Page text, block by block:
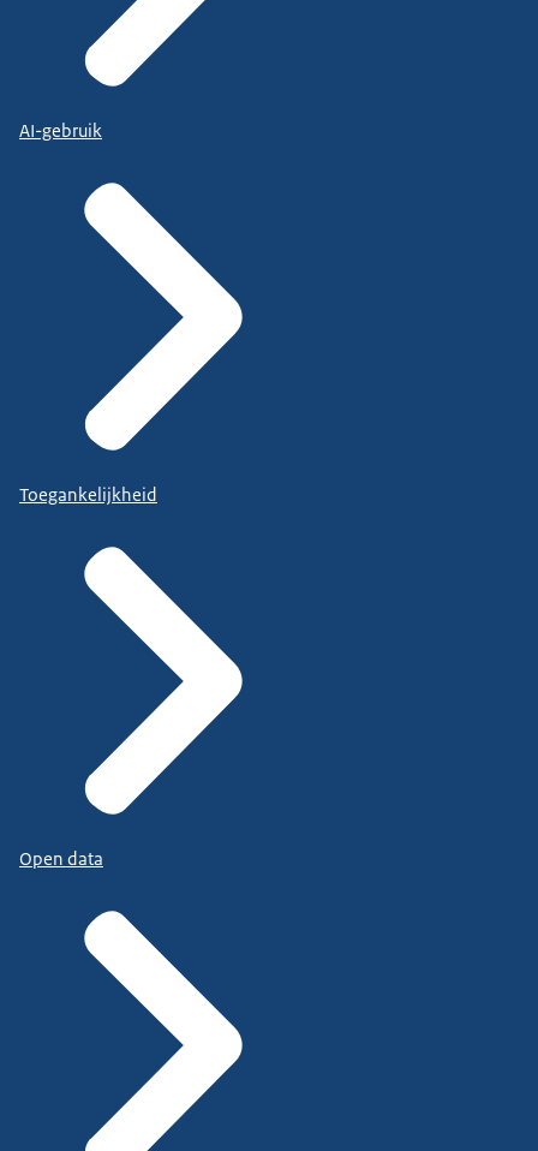
AI-gebruik
Toegankelijkheid
Open data